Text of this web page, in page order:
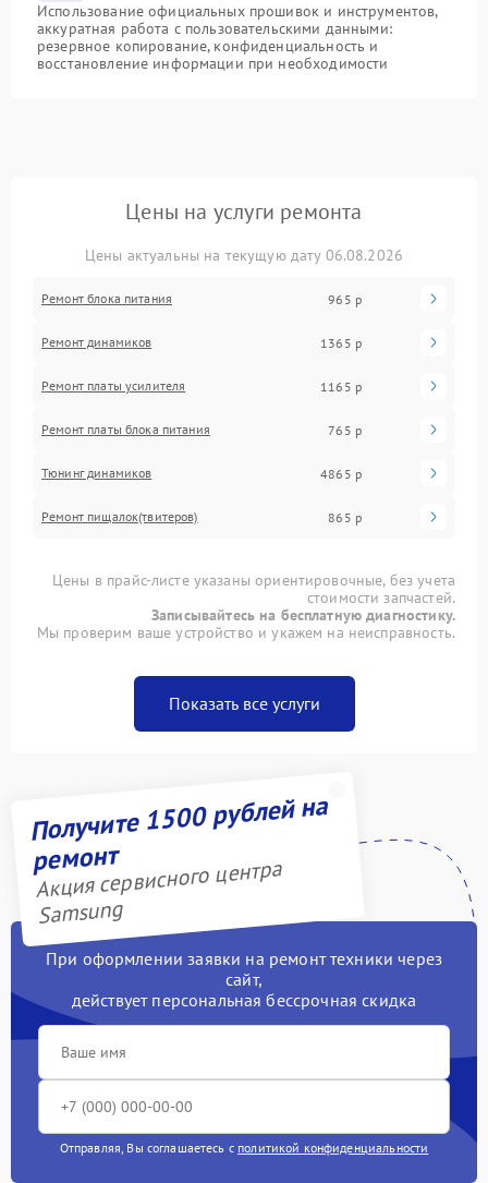
Использование официальных прошивок и инструментов,
аккуратная работа с пользовательскими данными:
резервное копирование, конфиденциальность и
восстановление информации при необходимости
Цены на услуги ремонта
Цены актуальны на текущую дату 06.08.2026
Ремонт блока питания 965 р
Ремонт динамиков 1365 р
Ремонт платы усилителя 1165 р
Ремонт платы блока питания 765 р
Тюнинг динамиков 4865 р
Ремонт пищалок(твитеров) 865 р
Цены в прайс-листе указаны ориентировочные, без учета
стоимости запчастей.
Записывайтесь на бесплатную диагностику.
Мы проверим ваше устройство и укажем на неисправность.
Показать все услуги
Получите 1500 рублей на
ремонт
Акция сервисного центра
Samsung
При оформлении заявки на ремонт техники через
сайт,
действует персональная бессрочная скидка
Отправляя, Вы соглашаетесь с политикой конфиденциальности